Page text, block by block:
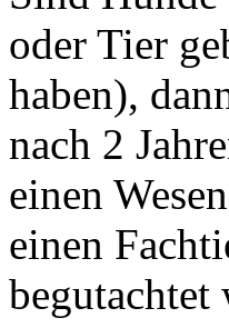
oder Tier
haben),
nach 2
einen
einen
begutachtet